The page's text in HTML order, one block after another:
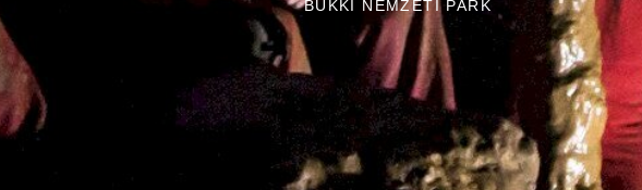
BÜKKI NEMZETI PARK